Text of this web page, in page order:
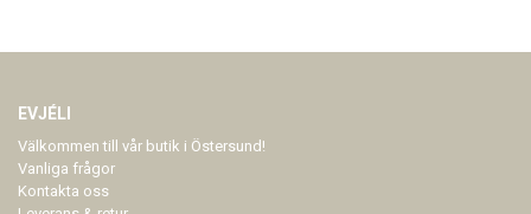
EVJÉLI
Välkommen till vår butik i Östersund!
Vanliga frågor
Kontakta oss